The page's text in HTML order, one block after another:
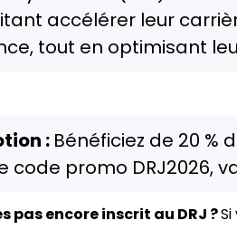
accélérer leur
tout en optimisant
: Bénéficiez de 20 %
code promo DRJ2026,
pas encore inscrit au DRJ ?